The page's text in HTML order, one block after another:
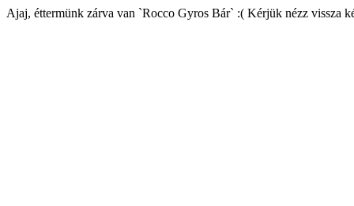
Ajaj, éttermünk zárva van `Rocco Gyros Bár` :( Kérjük nézz vissza